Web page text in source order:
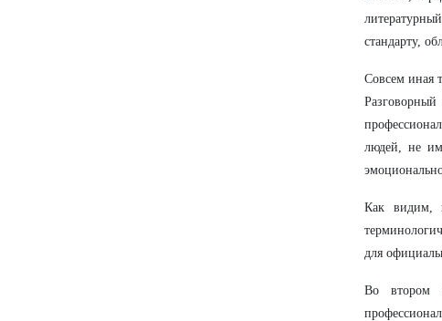
стандарту,
Совсем иная
людей, не
Как видим,
для
Во втором